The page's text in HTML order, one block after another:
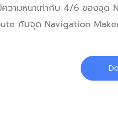
วามหนาเท่ากับ 4/6 ของจุด
กับจุด Navigation